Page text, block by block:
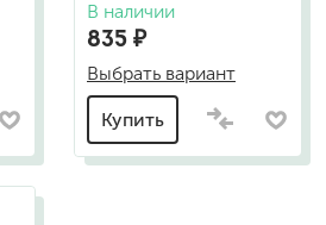
В наличии
835 ₽
Выбрать вариант
Купить